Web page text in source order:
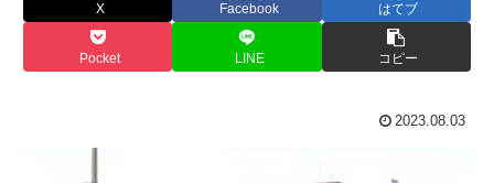
X Facebook はてブ
Pocket LINE コピー
2023.08.03